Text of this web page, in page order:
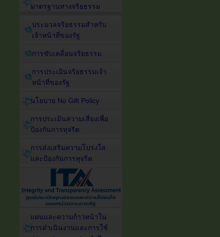
มาตรฐานทางจริยธรรม
ประมวลจริยธรรมสำหรับ
เจ้าหน้าที่ของรัฐ
การขับเคลื่อนจริยธรรม
การประเมินจริยธรรมเจ้า
หน้าที่ของรัฐ
นโยบาย No Gift Policy
การประเมินความเสี่ยงเพื่อ
ป้องกันการทุจริต
การส่งเสริมความโปร่งใส
และป้องกันการทุจริต
แผนและความก้าวหน้าใน
การดำเนินงานและการใช้